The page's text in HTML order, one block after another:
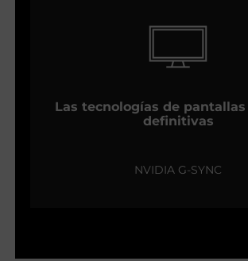
Las tecnologías de
definitivas
NVIDIA G-SYNC